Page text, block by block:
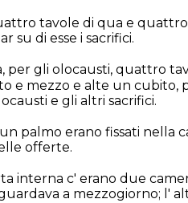
tavole di qua e
su di esse i sacrifici.
per gli olocausti, quattro
e mezzo e alte un cubito,
e gli altri sacrifici.
palmo erano fissati nella
offerte.
interna c' erano due
a mezzogiorno; l'